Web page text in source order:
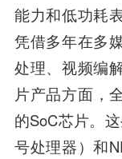
能力和低功耗
凭借多年在多
处理、视频编
片产品方面，
的SoC芯片。
号处理器）和